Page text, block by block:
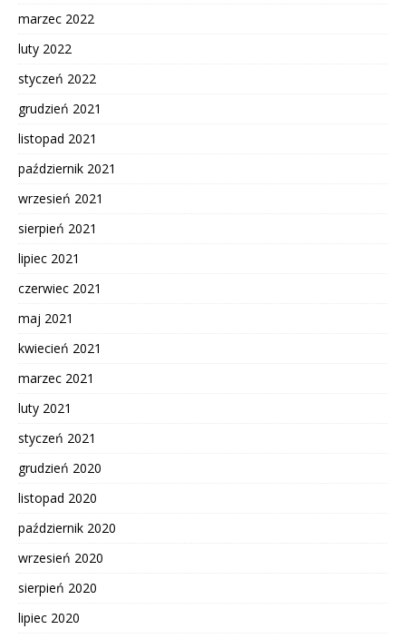
marzec 2022
luty 2022
styczeń 2022
grudzień 2021
listopad 2021
październik 2021
wrzesień 2021
sierpień 2021
lipiec 2021
czerwiec 2021
maj 2021
kwiecień 2021
marzec 2021
luty 2021
styczeń 2021
grudzień 2020
listopad 2020
październik 2020
wrzesień 2020
sierpień 2020
lipiec 2020